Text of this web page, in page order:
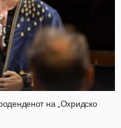
на „Охридско